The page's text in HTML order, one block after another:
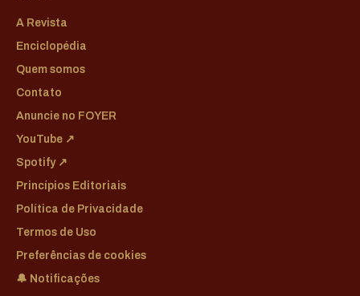
A Revista
Enciclopédia
Quem somos
Contato
Anuncie no FOYER
YouTube ↗
Spotify ↗
Princípios Editoriais
Política de Privacidade
Termos de Uso
Preferências de cookies
🔔 Notificações